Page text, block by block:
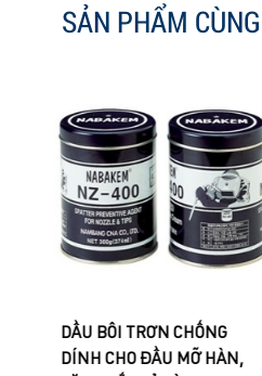
SẢN PHẨM
DẦU BÔI TRƠN CHỐNG
DÍNH CHO ĐẦU MỠ HÀN,